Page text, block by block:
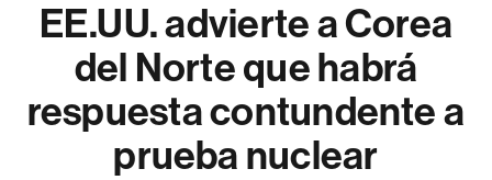
EE.UU. advierte a Corea
del Norte que habrá
respuesta contundente a
prueba nuclear